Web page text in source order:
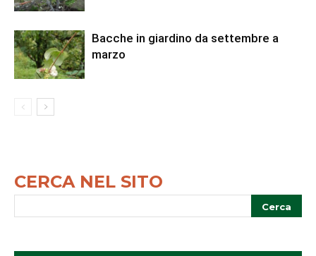
Bacche in giardino da settembre a
marzo
CERCA NEL SITO